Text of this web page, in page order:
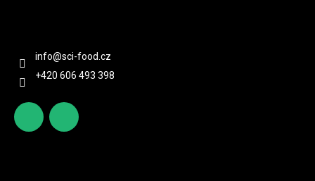
info@sci-food.cz
+420 606 493 398